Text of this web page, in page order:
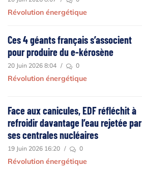
Révolution énergétique
Ces 4 géants français s’associent
pour produire du e-kérosène
20 Juin 2026 8:04 / 0
Révolution énergétique
Face aux canicules, EDF réfléchit à
refroidir davantage l’eau rejetée par
ses centrales nucléaires
19 Juin 2026 16:20 / 0
Révolution énergétique